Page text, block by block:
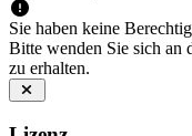
Sie haben keine
Bitte wenden Sie sich an
zu erhalten.